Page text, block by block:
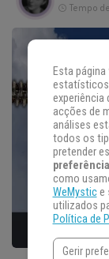
Tempo
Esta
estatísticos
experiência
acções de
análises
todos os
pretender
como
WeMystice
utilizados
Política de
Gerir